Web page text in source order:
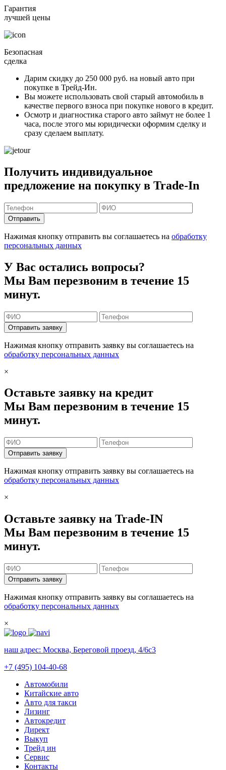
Гарантия
лучшей цены
Безопасная
сделка
Дарим скидку до 250 000 руб. на новый авто при
покупке в Трейд-Ин.
Вы можете использовать свой старый автомобиль в
качестве первого взноса при покупке нового в кредит.
Осмотр и диагностика старого авто займут не более 1
часа, после этого мы юридически оформим сделку и
сразу сделаем выплату.
Получить индивидуальное
предложение на покупку в Trade-In
Отправить
Нажимая кнопку отправить вы соглашаетесь на обработку
персональных данных
У Вас остались вопросы?
Мы Вам перезвоним в течение 15
минут.
Отправить заявку
Нажимая кнопку отправить заявку вы соглашаетесь на
обработку персональных данных
×
Оставьте заявку на кредит
Мы Вам перезвоним в течение 15
минут.
Отправить заявку
Нажимая кнопку отправить заявку вы соглашаетесь на
обработку персональных данных
×
Оставьте заявку на Trade-IN
Мы Вам перезвоним в течение 15
минут.
Отправить заявку
Нажимая кнопку отправить заявку вы соглашаетесь на
обработку персональных данных
×
наш адрес: Москва, Береговой проезд, 4/6с3
+7 (495) 104-40-68
Автомобили
Китайские авто
Авто для такси
Лизинг
Автокредит
Директ
Выкуп
Трейд ин
Сервис
Контакты